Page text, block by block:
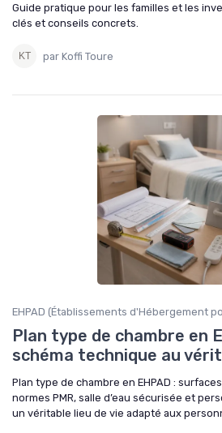
Guide pratique pour les familles et les
clés et conseils concrets.
par Koffi Toure
Plan type de chambre en
schéma technique au
Plan type de chambre en EHPAD :
normes PMR, salle d’eau sécurisée et
un véritable lieu de vie adapté aux